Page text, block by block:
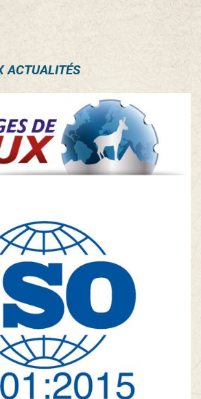
ACTUALITÉS